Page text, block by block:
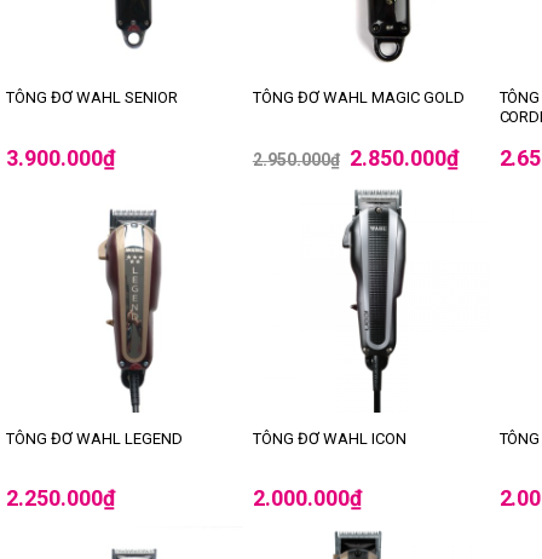
TÔNG ĐƠ WAHL SENIOR
3.900.000₫
TÔNG ĐƠ WAHL MAGIC GOLD
2.950.000₫ 2.850.000₫
TÔNG ĐƠ WAHL LEGEND
2.250.000₫
TÔNG ĐƠ WAHL ICON
2.000.000₫